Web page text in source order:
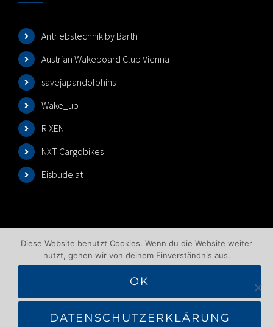
Antriebstechnik by Barth
Austrian Wakeboard Club Vienna
savejapandolphins
Wake_up
RIXEN
NXT Cargobikes
Eisbude.at
©2025 Wakeboardlift Wien | All Rights Reserved |
Diese Website benutzt Cookies. Wenn du die Website weiter
nutzt, gehen wir von deinem Einverständnis aus.
OK
DATENSCHUTZERKLÄRUNG